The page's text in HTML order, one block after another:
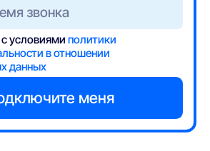
условиямиполитики
в отношении
данных